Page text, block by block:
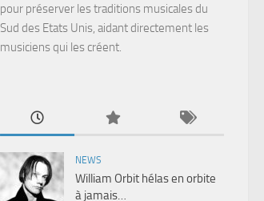
pour préserver les traditions musicales du
Sud des Etats Unis, aidant directement les
musiciens qui les créent.
NEWS
William Orbit hélas en orbite
à jamais…